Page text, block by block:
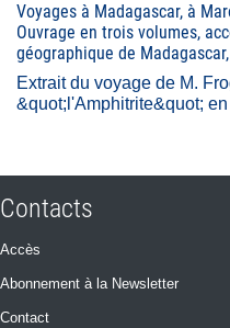
Voyages à Madagascar, à
Ouvrage en trois volumes,
géographique de
Extrait du voyage de M.
&quot;l'Amphitrite&quot;
Contacts
Accès
Abonnement à la Newsletter
Contact